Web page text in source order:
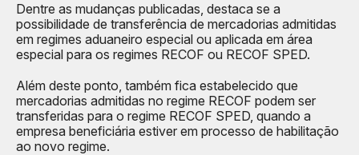
Dentre as mudanças publicadas, destaca se a
possibilidade de transferência de mercadorias admitidas
em regimes aduaneiro especial ou aplicada em área
especial para os regimes RECOF ou RECOF SPED.
Além deste ponto, também fica estabelecido que
mercadorias admitidas no regime RECOF podem ser
transferidas para o regime RECOF SPED, quando a
empresa beneficiária estiver em processo de habilitação
ao novo regime.